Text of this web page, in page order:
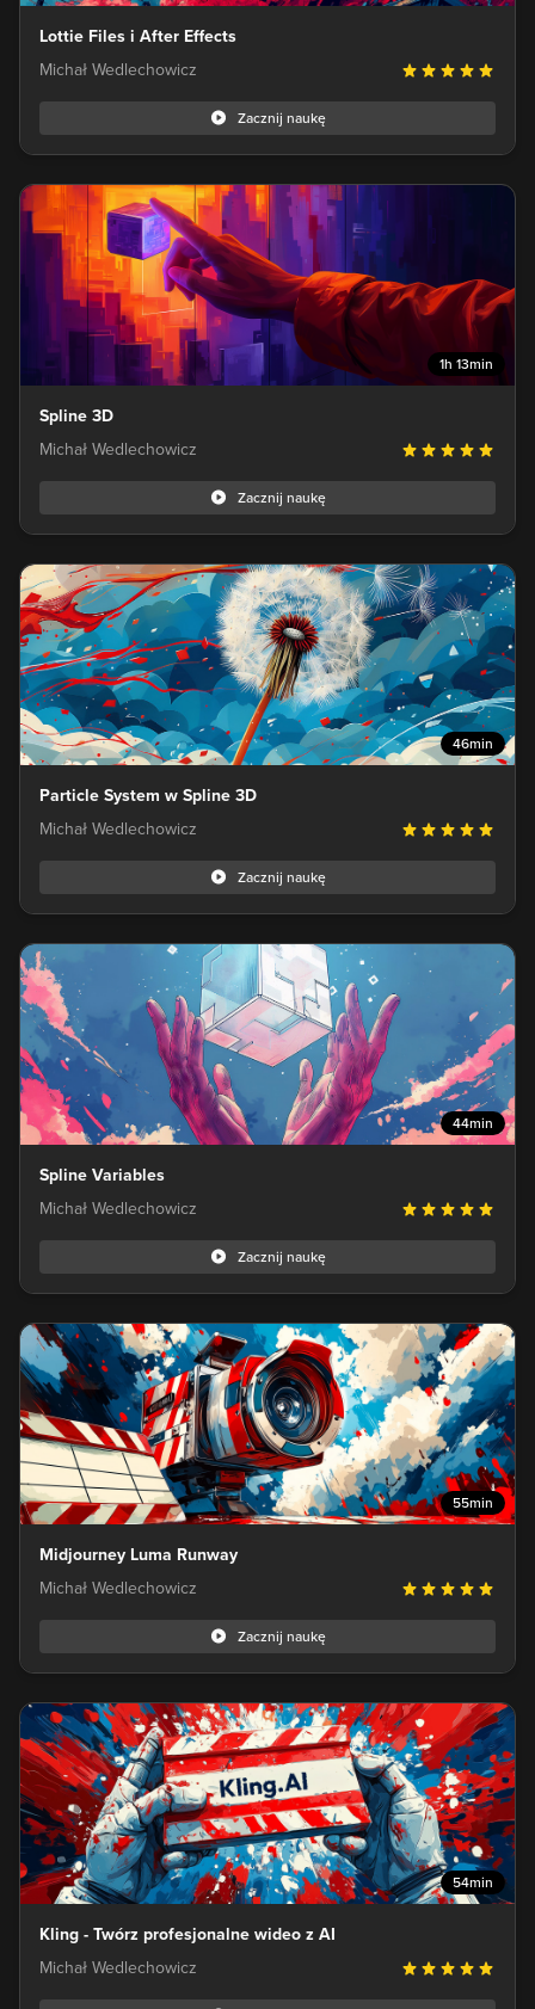
Lottie Files i After Effects
Michał Wedlechowicz
Zacznij naukę
1h 13min
Spline 3D
Michał Wedlechowicz
Zacznij naukę
46min
Particle System w Spline 3D
Michał Wedlechowicz
Zacznij naukę
44min
Spline Variables
Michał Wedlechowicz
Zacznij naukę
55min
Midjourney Luma Runway
Michał Wedlechowicz
Zacznij naukę
54min
Kling - Twórz profesjonalne wideo z AI
Michał Wedlechowicz